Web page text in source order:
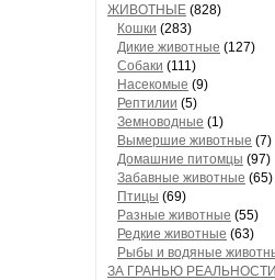
ЖИВОТНЫЕ (828)
Кошки (283)
Дикие животные (127)
Собаки (111)
Насекомые (9)
Рептилии (5)
Земноводные (1)
Вымершие животные (7)
Домашние питомцы (97)
Забавные животные (65)
Птицы (69)
Разные животные (55)
Редкие животные (63)
Рыбы и водяные
ЗА ГРАНЬЮ РЕАЛЬНОСТИ